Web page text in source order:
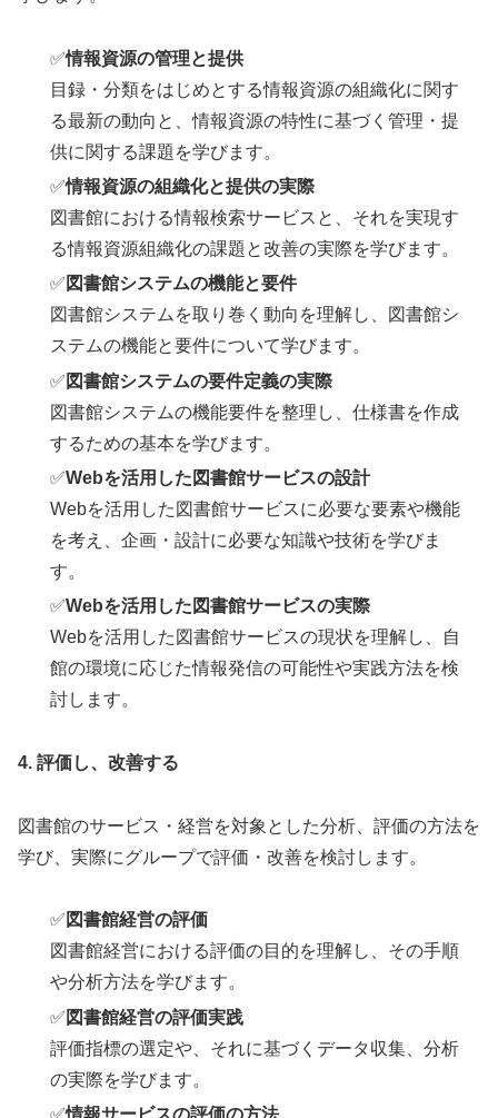
✅情報資源の管理と提供
目録・分類をはじめとする情報資源の組織化に関す
る最新の動向と、情報資源の特性に基づく管理・提
供に関する課題を学びます。
✅情報資源の組織化と提供の実際
図書館における情報検索サービスと、それを実現す
る情報資源組織化の課題と改善の実際を学びます。
✅ 図書館システムの機能と要件
図書館システムを取り巻く動向を理解し、図書館シ
ステムの機能と要件について学びます。
✅ 図書館システムの要件定義の実際
図書館システムの機能要件を整理し、仕様書を作成
するための基本を学びます。
✅Webを活用した図書館サービスの設計
Webを活用した図書館サービスに必要な要素や機能
を考え、企画・設計に必要な知識や技術を学びま
す。
✅Webを活用した図書館サービスの実際
Webを活用した図書館サービスの現状を理解し、自
館の環境に応じた情報発信の可能性や実践方法を検
討します。
4. 評価し、改善する
図書館のサービス・経営を対象とした分析、評価の方法を
学び、実際にグループで評価・改善を検討します。
✅ 図書館経営の評価
図書館経営における評価の目的を理解し、その手順
や分析方法を学びます。
✅ 図書館経営の評価実践
評価指標の選定や、それに基づくデータ収集、分析
の実際を学びます。
✅情報サービスの評価の方法